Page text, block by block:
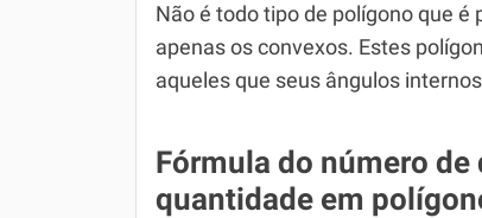
Não é todo tipo de polígono que
apenas os convexos. Estes
aqueles que seus ângulos
Fórmula do número
quantidade em